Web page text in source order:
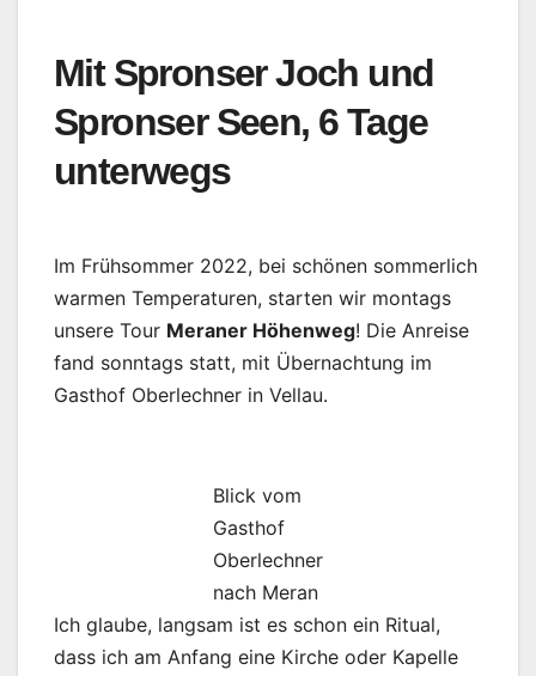
Mit Spronser Joch und
Spronser Seen, 6 Tage
unterwegs
Im Frühsommer 2022, bei schönen sommerlich
warmen Temperaturen, starten wir montags
unsere Tour Meraner Höhenweg! Die Anreise
fand sonntags statt, mit Übernachtung im
Gasthof Oberlechner in Vellau.
Blick vom
Gasthof
Oberlechner
nach Meran
Ich glaube, langsam ist es schon ein Ritual,
dass ich am Anfang eine Kirche oder Kapelle